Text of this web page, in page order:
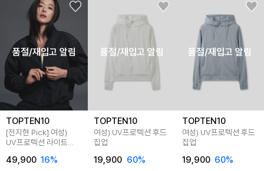
품절/재입고 알림
TOPTEN10
[전지현 Pick] 여성)
UV프로텍션 라이트
49,900 16%
품절/재입고 알림
TOPTEN10
여성) UV프로텍션 후드
집업
19,900 60%
품절/재입고 알림
TOPTEN10
여성) UV프로텍션 후드
집업
19,900 60%